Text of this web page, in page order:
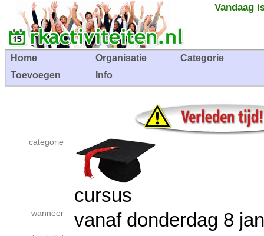
Vandaag
Home Organisatie
Categorie
Toevoegen
Info
categorie
cursus
wanneer vanaf donderdag 8